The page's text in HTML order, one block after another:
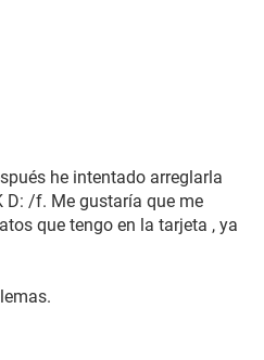
he intentado arreglarla
D: /f. Me gustaría que me
que tengo en la tarjeta , ya